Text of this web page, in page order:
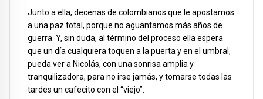
Junto a ella, decenas de colombianos que le apostamos
a una paz total, porque no aguantamos más años de
guerra. Y, sin duda, al término del proceso ella espera
que un día cualquiera toquen a la puerta y en el umbral,
pueda ver a Nicolás, con una sonrisa amplia y
tranquilizadora, para no irse jamás, y tomarse todas las
tardes un cafecito con el “viejo”.